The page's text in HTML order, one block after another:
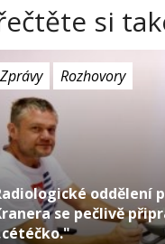
si
Zprávy Rozhovory
oddělení
se pečlivě